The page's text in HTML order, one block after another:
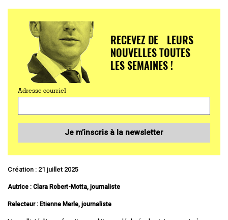
RECEVEZ DE LEURS
NOUVELLES TOUTES
LES SEMAINES !
Adresse courriel
Je m’inscris à la newsletter
Création : 21 juillet 2025
Autrice : Clara Robert-Motta, journaliste
Relecteur : Etienne Merle, journaliste